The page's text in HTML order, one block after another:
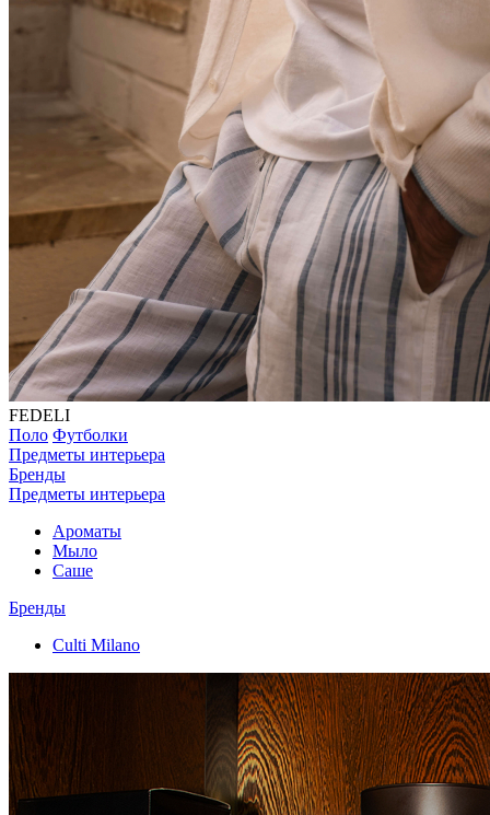
FEDELI
Поло Футболки
Предметы интерьера
Бренды
Предметы интерьера
Ароматы
Мыло
Саше
Бренды
Culti Milano